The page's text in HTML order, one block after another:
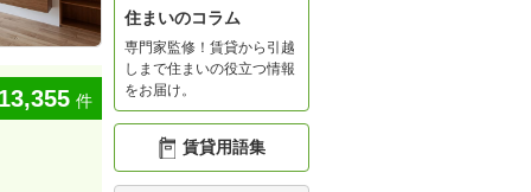
13,355 件
住まいのコラム
専門家監修！賃貸から引越
しまで住まいの役立つ情報
をお届け。
賃貸用語集